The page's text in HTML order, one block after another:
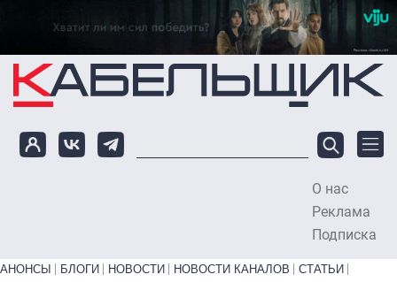
Перейти к основному содержанию
О нас
Реклама
Подписка
Primary links bottom
АНОНСЫ БЛОГИ НОВОСТИ НОВОСТИ КАНАЛОВ
СТАТЬИ